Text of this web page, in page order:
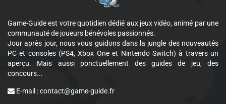
Game-Guide est votre quotidien dédié aux jeux vidéo, animé par une
communauté de joueurs bénévoles passionnés.
Jour après jour, nous vous guidons dans la jungle des nouveautés
PC et consoles (PS4, Xbox One et Nintendo Switch) à travers un
aperçu. Mais aussi ponctuellement des guides de jeu, des
concours...
E-mail :contact@game-guide.fr